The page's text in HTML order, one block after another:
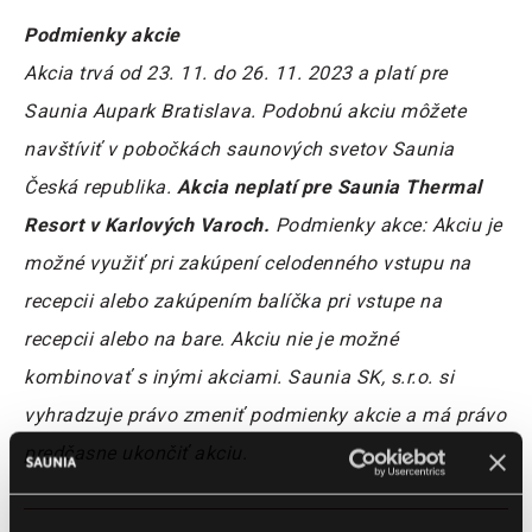
Podmienky akcie
Akcia trvá od 23. 11. do 26. 11. 2023 a platí pre
Saunia Aupark Bratislava. Podobnú akciu môžete
navštíviť v pobočkách saunových svetov Saunia
Česká republika. Akcia neplatí pre Saunia Thermal
Resort v Karlových Varoch. Podmienky akce: Akciu je
možné využiť pri zakúpení celodenného vstupu na
recepcii alebo zakúpením balíčka pri vstupe na
recepcii alebo na bare. Akciu nie je možné
kombinovať s inými akciami. Saunia SK, s.r.o. si
vyhradzuje právo zmeniť podmienky akcie a má právo
predčasne ukončiť akciu.